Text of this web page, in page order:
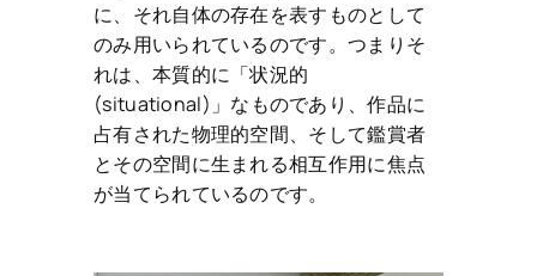
に、それ自体の存在を表すものとして
のみ用いられているのです。つまりそ
れは、本質的に「状況的
(situational)」なものであり、作品に
占有された物理的空間、そして鑑賞者
とその空間に生まれる相互作用に焦点
が当てられているのです。